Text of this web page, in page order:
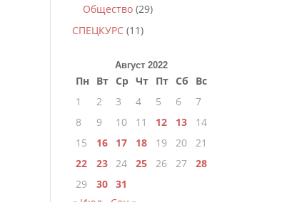
Общество (29)
СПЕЦКУРС (11)
Август 2022
Пн Вт Ср Чт Пт Сб
Вс
1
2 3 4 5 6
7
8
9 10 11 12 13
14
15
16 17 18 19 20
21
22
23 24 25 26 27
28
29
30 31